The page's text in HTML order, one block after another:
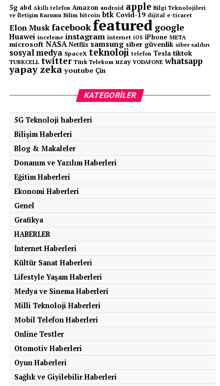
partneriyiz. Bu markayı hem kendi şarj ağımızda hem de diğer
ağ işletmeci firmaların projelerinde kullanıyoruz. İlk yıl yani 2022
yılında 300 adet EVC cihazı satışı gerçekleştirdik. Şu an itibariyle
yazılım çalışmalarımızı da tamamladık. Kullanıcılar, IOS ve
Android Market uygulaması üzerinden Elaris uygulamasını
indirip, şarj istasyonlarının lokasyonlarını görüntüleyip, QR
Üçay Grup olarak, son kullanıcıya uzanan 23 yıllık deneyimimizi,
e-mobilite alanına da aktarmayı hedefliyoruz. Özellikle Elaris
uygulamasına üye olan kullanıcılarımıza, e-mobilite dünyası
haricinde iklimlendirme ve enerji çözümlerinde de hizmet veren
bir ağ işletmecisi olarak, farkımızı ortaya koymak
istiyoruz”sözleriyle konuşmasını noktaladı.
Senin reaksiyonun hangisi?
KATEGORİLER: |Otomotiv Haberleri|
5g abd Akıllı telefon Amazon android apple Bilgi Teknolojileri
ve İletişim Kurumu Bilim bitcoin btk Covid-19 dijital e-ticaret
Elon Muskfacebook featured google
Huawei inceleme instagram internet iOS iPhone META
microsoft NASA Netflix samsung siber güvenlik siber saldırı
sosyal medya SpaceX teknoloji telefon Tesla tiktok
TURKCELL twitter Türk Telekom uzay VODAFONE whatsapp
yapay zeka youtube Çin
KATEGORILER
5G Teknoloji haberleri
Bilişim Haberleri
Blog & Makaleler
Donanım ve Yazılım Haberleri
Eğitim Haberleri
Ekonomi Haberleri
Genel
Grafikya
HABERLER
İnternet Haberleri
Kültür Sanat Haberleri
Lifestyle Yaşam Haberleri
Medya ve Sinema Haberleri
Milli Teknoloji Haberleri
Mobil Telefon Haberleri
Online Testler
Otomotiv Haberleri
Oyun Haberleri
Sağlık ve Giyilebilir Haberleri